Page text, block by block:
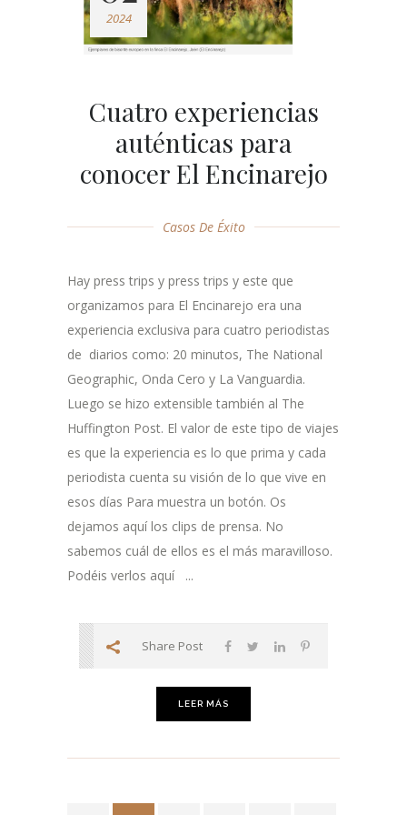
2024
Cuatro experiencias
auténticas para
conocer El Encinarejo
Casos De Éxito
Hay press trips y press trips y este que
organizamos para El Encinarejo era una
experiencia exclusiva para cuatro periodistas
de diarios como: 20 minutos, The National
Geographic, Onda Cero y La Vanguardia.
Luego se hizo extensible también al The
Huffington Post. El valor de este tipo de viajes
es que la experiencia es lo que prima y cada
periodista cuenta su visión de lo que vive en
esos días Para muestra un botón. Os
dejamos aquí los clips de prensa. No
sabemos cuál de ellos es el más maravilloso.
Podéis verlos aquí ...
Share Post
LEER MÁS